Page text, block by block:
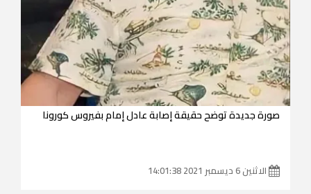
صورة جديدة توضح حقيقة إصابة عادل إمام بفيروس كورونا
الاثنين 6 ديسمبر 2021 14:01:38